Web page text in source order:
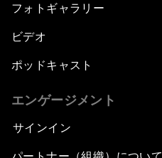
フォトギャラリー
ビデオ
ポッドキャスト
エンゲージメント
サインイン